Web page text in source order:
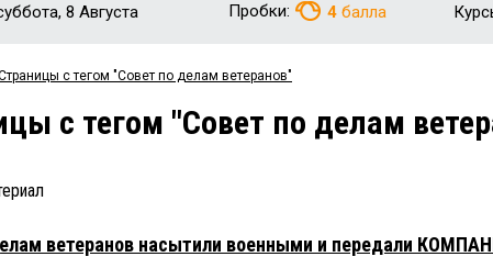
8 Августа Пробки: 4 балла
c тегом "Совет по делам ветеранов"
c тегом "Совет по делам
ветеранов насытили военными и передали